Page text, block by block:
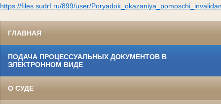
https://files.sudrf.ru/899/user/
ГЛАВНАЯ
ПОДАЧА ПРОЦЕССУАЛЬНЫХ ДОКУМЕНТОВ В
ЭЛЕКТРОННОМ ВИДЕ
О СУДЕ